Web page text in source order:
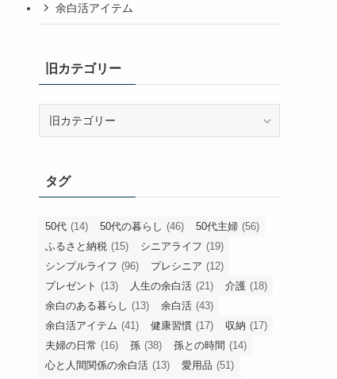
余白活アイテム
旧カテゴリー
リ
ー
タグ
50代 (14) 50代の暮らし (46) 50代主婦 (56)
ふるさと納税 (15) シニアライフ (19)
シンプルライフ (96) プレシニア (12)
プレゼント (13) 人生の余白活 (21) 介護 (18)
余白のある暮らし (13) 余白活 (43)
余白活アイテム (41) 健康習慣 (17) 収納 (17)
夫婦の日常 (16) 孫 (38) 孫との時間 (14)
心と人間関係の余白活 (13) 愛用品 (51)